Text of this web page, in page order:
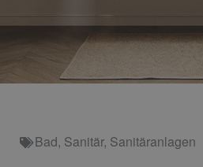
Bad, Sanitär, Sanitäranlagen